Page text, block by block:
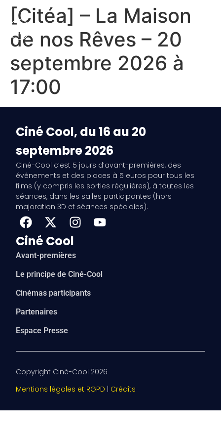
[Citéa] – La Maison
de nos Rêves – 20
septembre 2026 à
17:00
Ciné Cool, du 16 au 20
septembre 2026
Ciné-Cool c’est 5 jours d’avant-premières, des
événements et des places à 5 euros pour tous les
films (y compris les sorties régulières), à toutes les
séances, dans les salles participantes (hors
majoration 3D et séances spéciales).
Ciné Cool
Avant-premières
Le principe de Ciné-Cool
Cinémas participants
Partenaires
Espace Presse
Copyright Ciné-Cool 2026
Mentions légales et RGPD
Crédits